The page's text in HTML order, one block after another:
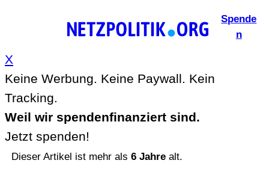
springen
Spende
n
X
Keine Werbung. Keine Paywall. Kein
Tracking.
Weil wir spendenfinanziert sind.
Jetzt spenden!
Dieser Artikel ist mehr als 6 Jahrealt.